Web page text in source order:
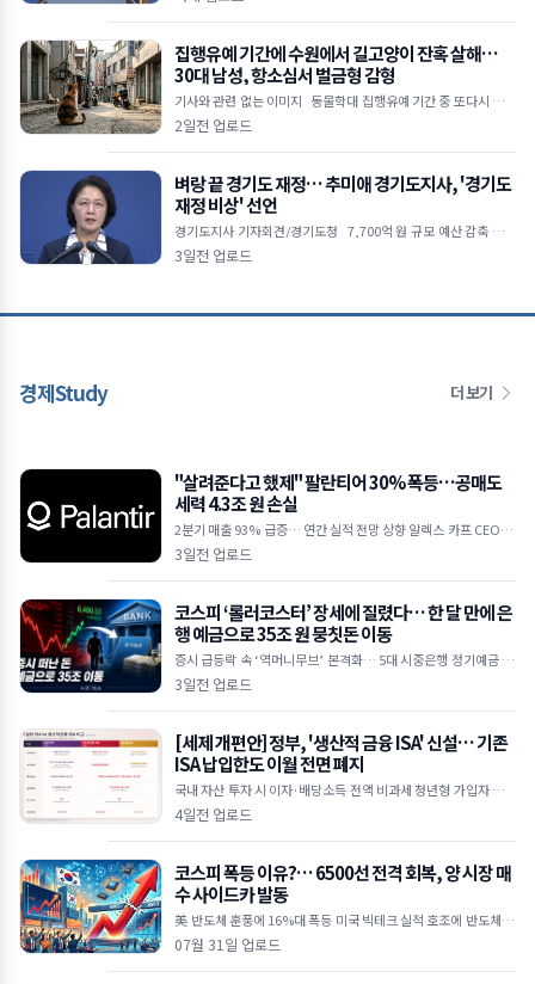
집행유예 기간에 수원에서 길고양이 잔혹 살해…
30대 남성, 항소심서 벌금형 감형
기사와 관련 없는 이미지 동물학대 집행유예 기간 중 또다시 고양
이 살해 범행 저질러 1심에서 징역 4개월 실형 선고받았으나 2심서
2일전 업로드
벼랑 끝 경기도 재정… 추미애 경기도지사, '경기도
재정 비상' 선언
경기도지사 기자회견/경기도청 7,700억 원 규모 예산 감축 불가
피 지방채 발행 한도 턱밑… 기금 바닥나 업무 경비 축소 및 불요불
3일전 업로드
경제Study 더 보기
"살려준다고 했제" 팔란티어 30% 폭등…공매도
세력 4.3조 원 손실
2분기 매출 93% 급증… 연간 실적 전망 상향 알렉스 카프 CEO "A
I 수요 상상을 초월하는 수준" 하루 만에 30억 달러 손실… 공매도
3일전 업로드
코스피 ‘롤러코스터’ 장세에 질렸다… 한 달 만에 은
행 예금으로 35조 원 뭉칫돈 이동
증시 급등락 속 ‘역머니무브’ 본격화… 5대 시중은행 정기예금 35
조 원 급증 한국은행 기준금리 인상 여파, 연 3%대 예금 금리 매력
3일전 업로드
[세제 개편안] 정부, '생산적 금융 ISA' 신설… 기존
ISA 납입한도 이월 전면 폐지
국내 자산 투자 시 이자·배당소득 전액 비과세 청년형 가입자 납입
액 10% 추가 소득공제 기존 일반 ISA는 납입한도 이월 폐지 및 최
4일전 업로드
코스피 폭등 이유?… 6500선 전격 회복, 양 시장 매
수 사이드카 발동
美 반도체 훈풍에 16%대 폭등 미국 빅테크 실적 호조에 반도체 투
심 대폭 개선 외국인 5조 원 대 폭풍 매수 삼성전자·SK하이닉스 2
07월 31일 업로드